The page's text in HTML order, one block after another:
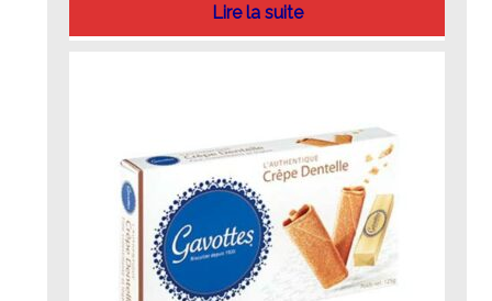
Lire la suite